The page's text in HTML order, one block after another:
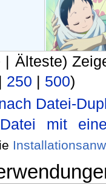
| Älteste)
| 250 | 500)
Datei-
mit